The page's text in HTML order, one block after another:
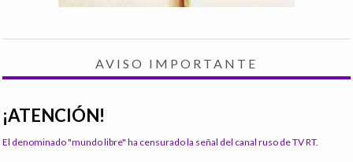
AVISO IMPORTANTE
¡ATENCIÓN!
El denominado "mundo libre" ha censurado la señal del canal ruso de TV RT.